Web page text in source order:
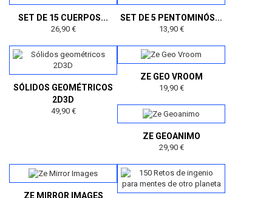
SET DE 15 CUERPOS...
26,90 €
SET DE 5 PENTOMINÓS...
13,90 €
SÓLIDOS GEOMÉTRICOS
2D3D
49,90 €
ZE GEO VROOM
19,90 €
ZE GEOANIMO
29,90 €
ZE MIRROR IMAGES